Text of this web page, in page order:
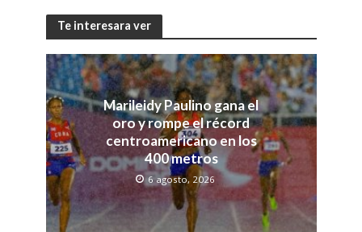
Te interesara ver
Marileidy Paulino gana el
oro y rompe el récord
centroamericano en los
400 metros
6 agosto, 2026